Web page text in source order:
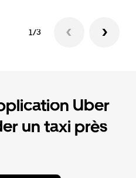
1/3
Uber
un taxi près